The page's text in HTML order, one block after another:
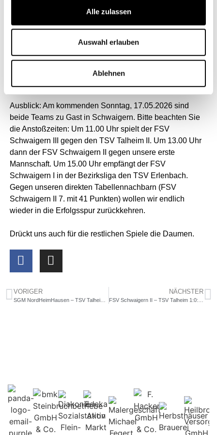
Alle zulassen
Auswahl erlauben
Ablehnen
müssen, ist unsere mangelhafte Chancenverwertung. Wir
betreiben einen wahnsinnigen Aufwand, erkämpfen uns
einen scharfen Pass nach innen und schaffen es dann
nicht, die Kugel im gegnerischen Tor unterzubringen. Das
ist nicht nur schade, sondern kostet uns in diesem Fall
Ausblick: Am kommenden Sonntag, 17.05.2026 sind
beide Teams zu Gast in Schwaigern. Bitte beachten Sie
die Anstoßzeiten: Um 11.00 Uhr spielt der FSV
Schwaigern III gegen den TSV Talheim II. Um 13.00 Uhr
dann der FSV Schwaigern II gegen unsere erste
Mannschaft. Um 15.00 Uhr empfängt der FSV
Schwaigern I in der Bezirksliga den TSV Erlenbach.
Gegen unseren direkten Tabellennachbarn (FSV
Schwaigern II 7. mit 41 Punkten) wollen wir endlich
wieder in die Erfolgsspur zurückkehren.
Drückt uns auch für die restlichen Spiele die Daumen.
VORIGER NÄCHSTER